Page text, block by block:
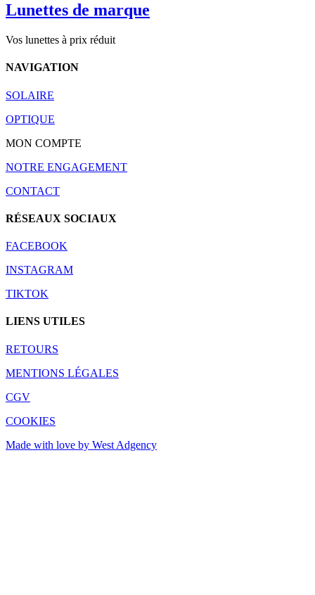
Lunettes de marque
Vos lunettes à prix réduit
NAVIGATION
SOLAIRE
OPTIQUE
MON COMPTE
NOTRE ENGAGEMENT
CONTACT
RÉSEAUX SOCIAUX
FACEBOOK
INSTAGRAM
TIKTOK
LIENS UTILES
RETOURS
MENTIONS LÉGALES
CGV
COOKIES
Made with love by West Adgency